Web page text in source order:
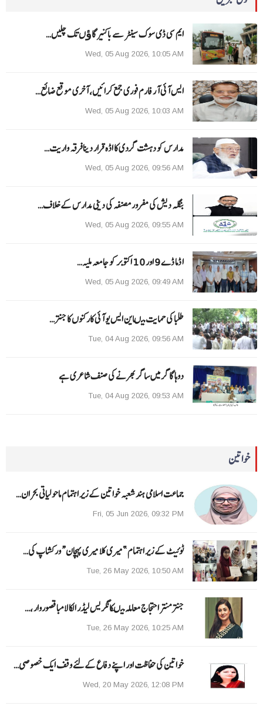
ایم سی ڈی سوک سینٹر سے باکنیر گاﺅں تک چلیں…
Wed, 05 Aug 2026, 10:05 AM
ایس آئی آر فارم فوری جمع کرائیں، آخری موقع ضائع…
Wed, 05 Aug 2026, 10:03 AM
مدارس کو دہشت گردی کا اڈہ قرار دینا فرقہ واریت…
Wed, 05 Aug 2026, 09:56 AM
بنگلہ دیش کی مفرور مصنفہ کی دینی مدارس کے خلاف…
Wed, 05 Aug 2026, 09:55 AM
ا ڈما ڈے 9 اور 10 اکتوبر کو جامعہ ملیہ…
Wed, 05 Aug 2026, 09:49 AM
طلبا کی حمایت میںاین ایس یو آئی کارکنوں کا جنتر…
Tue, 04 Aug 2026, 09:56 AM
دوہا گاگر میں ساگر بھرنے کی صنف شاعری ہے
Tue, 04 Aug 2026, 09:53 AM
خواتین
جماعت اسلامی ہند شعبہ خواتین کے زیر اہتمام ماحولیاتی بحران…
Fri, 05 Jun 2026, 09:32 PM
ٹوئیٹ کے زیر اہتمام ”میری کلا میری پہچان“ ورکشاپ کی…
Tue, 26 May 2026, 10:50 AM
جنتر منتر احتجاج معاملہ میںکانگریس لیڈر الکا لامبا قصوروار ،…
Tue, 26 May 2026, 10:25 AM
خواتین کی حفاظت اور اپنے دفاع کےلئے وقف ایک خصوصی…
Wed, 20 May 2026, 12:08 PM